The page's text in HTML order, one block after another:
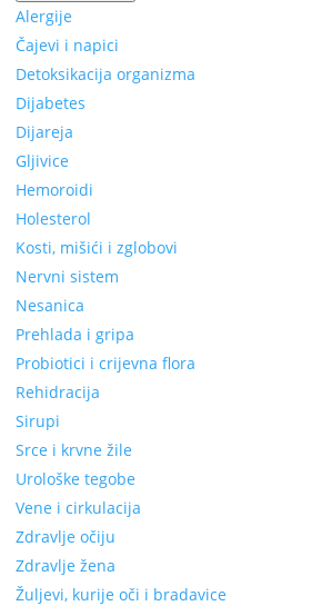
Alergije
Čajevi i napici
Detoksikacija organizma
Dijabetes
Dijareja
Gljivice
Hemoroidi
Holesterol
Kosti, mišići i zglobovi
Nervni sistem
Nesanica
Prehlada i gripa
Probiotici i crijevna flora
Rehidracija
Sirupi
Srce i krvne žile
Urološke tegobe
Vene i cirkulacija
Zdravlje očiju
Zdravlje žena
Žuljevi, kurije oči i bradavice